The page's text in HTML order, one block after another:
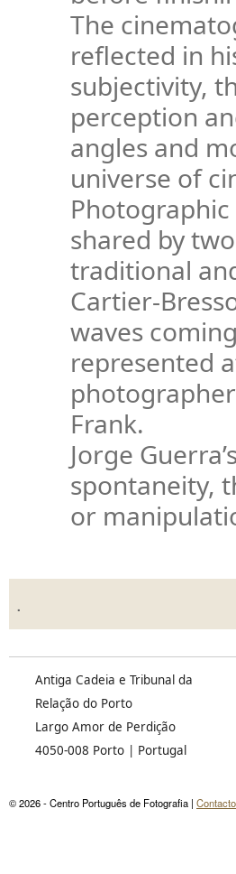
The
reflected in
subjectivity,
perception
angles and
universe of
shared by
traditional
Cartier-
waves
represented
Frank.
Jorge
spontaneity,
or
.
Antiga Cadeia e Tribunal da
Relação do Porto
Largo Amor de Perdição
4050-008 Porto | Portugal
© 2026 - Centro Português de Fotografia |